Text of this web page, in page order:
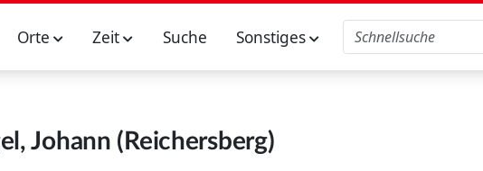
Orte Zeit Suche Sonstiges
Johann (Reichersberg)